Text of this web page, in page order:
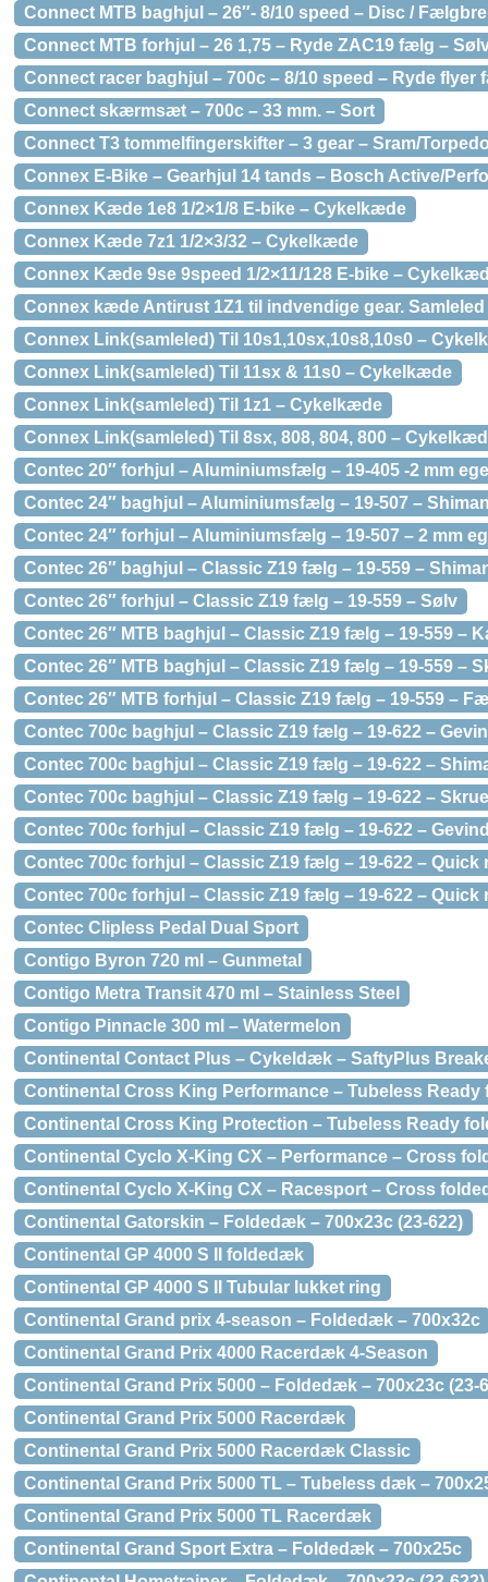
Connect MTB baghjul – 26″- 8/10 speed – Disc /
Connect MTB forhjul – 26 1,75 – Ryde ZAC19 fælg –
Connect racer baghjul – 700c – 8/10 speed – Ryde flyer
Connect skærmsæt – 700c – 33 mm. – Sort
Connect T3 tommelfingerskifter – 3 gear – Sram/
Connex E-Bike – Gearhjul 14 tands – Bosch Active/
Connex Kæde 1e8 1/2×1/8 E-bike – Cykelkæde
Connex Kæde 7z1 1/2×3/32 – Cykelkæde
Connex Kæde 9se 9speed 1/2×11/128 E-bike –
Connex kæde Antirust 1Z1 til indvendige gear.
Connex Link(samleled) Til 10s1,10sx,10s8,10s0 –
Connex Link(samleled) Til 11sx & 11s0 – Cykelkæde
Connex Link(samleled) Til 1z1 – Cykelkæde
Connex Link(samleled) Til 8sx, 808, 804, 800 –
Contec 20″ forhjul – Aluminiumsfælg – 19-405 -2 mm
Contec 24″ baghjul – Aluminiumsfælg – 19-507 –
Contec 24″ forhjul – Aluminiumsfælg – 19-507 – 2 mm
Contec 26″ baghjul – Classic Z19 fælg – 19-559 –
Contec 26″ forhjul – Classic Z19 fælg – 19-559 – Sølv
Contec 26″ MTB baghjul – Classic Z19 fælg – 19-559 –
Contec 26″ MTB baghjul – Classic Z19 fælg – 19-559 –
Contec 26″ MTB forhjul – Classic Z19 fælg – 19-559 –
Contec 700c baghjul – Classic Z19 fælg – 19-622 –
Contec 700c baghjul – Classic Z19 fælg – 19-622 –
Contec 700c baghjul – Classic Z19 fælg – 19-622 –
Contec 700c forhjul – Classic Z19 fælg – 19-622 –
Contec 700c forhjul – Classic Z19 fælg – 19-622 –
Contec 700c forhjul – Classic Z19 fælg – 19-622 – Quick
Contec Clipless Pedal Dual Sport
Contigo Byron 720 ml – Gunmetal
Contigo Metra Transit 470 ml – Stainless Steel
Contigo Pinnacle 300 ml – Watermelon
Continental Contact Plus – Cykeldæk – SaftyPlus
Continental Cross King Performance – Tubeless Ready
Continental Cross King Protection – Tubeless Ready
Continental Cyclo X-King CX – Performance – Cross
Continental Cyclo X-King CX – Racesport – Cross
Continental Gatorskin – Foldedæk – 700x23c (23-622)
Continental GP 4000 S II foldedæk
Continental GP 4000 S II Tubular lukket ring
Continental Grand prix 4-season – Foldedæk – 700x32c
Continental Grand Prix 4000 Racerdæk 4-Season
Continental Grand Prix 5000 – Foldedæk – 700x23c (23-
Continental Grand Prix 5000 Racerdæk
Continental Grand Prix 5000 Racerdæk Classic
Continental Grand Prix 5000 TL – Tubeless dæk –
Continental Grand Prix 5000 TL Racerdæk
Continental Grand Sport Extra – Foldedæk – 700x25c